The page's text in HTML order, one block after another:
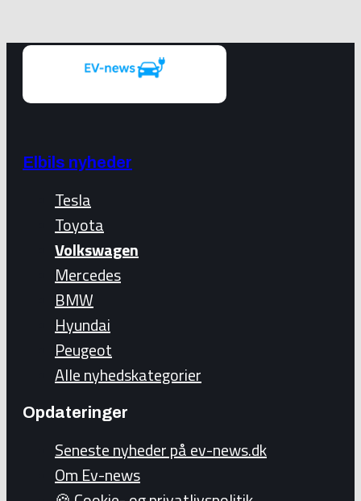
Elbils nyheder
Tesla
Toyota
Volkswagen
Mercedes
BMW
Hyundai
Peugeot
Alle nyhedskategorier
Opdateringer
Seneste nyheder på ev-news.dk
Om Ev-news